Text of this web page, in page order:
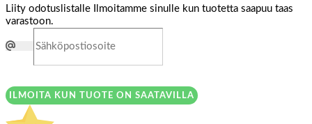
Liity odotuslistalle
Ilmoitamme sinulle kun tuotetta saapuu taas
varastoon.
ILMOITA KUN TUOTE ON SAATAVILLA